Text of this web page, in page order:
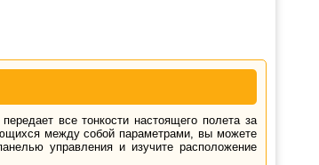
все тонкости настоящего полета за
между собой параметрами, вы можете
управления и изучите расположение